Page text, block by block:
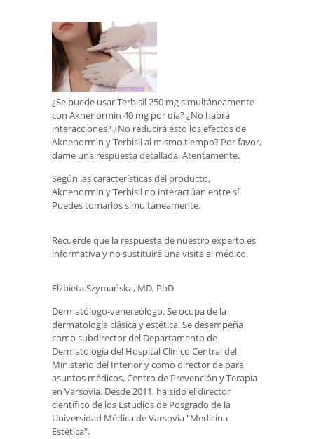
¿Se puede usar Terbisil 250 mg simultáneamente
con Aknenormin 40 mg por día? ¿No habrá
interacciones? ¿No reducirá esto los efectos de
Aknenormin y Terbisil al mismo tiempo? Por favor,
dame una respuesta detallada. Atentamente.
Según las características del producto,
Aknenormin y Terbisil no interactúan entre sí.
Puedes tomarlos simultáneamente.
Recuerde que la respuesta de nuestro experto es
informativa y no sustituirá una visita al médico.
Elżbieta Szymańska, MD, PhD
Dermatólogo-venereólogo. Se ocupa de la
dermatología clásica y estética. Se desempeña
como subdirector del Departamento de
Dermatología del Hospital Clínico Central del
Ministerio del Interior y como director de para
asuntos médicos, Centro de Prevención y Terapia
en Varsovia. Desde 2011, ha sido el director
científico de los Estudios de Posgrado de la
Universidad Médica de Varsovia "Medicina
Estética".